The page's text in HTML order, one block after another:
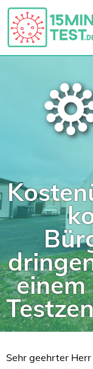
Sehr geehrter